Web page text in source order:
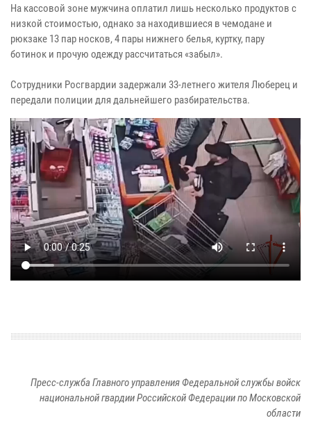
На кассовой зоне мужчина оплатил лишь несколько продуктов с
низкой стоимостью, однако за находившиеся в чемодане и
рюкзаке 13 пар носков, 4 пары нижнего белья, куртку, пару
ботинок и прочую одежду рассчитаться «забыл».
Сотрудники Росгвардии задержали 33-летнего жителя Люберец и
передали полиции для дальнейшего разбирательства.
Пресс-служба Главного управления Федеральной службы войск
национальной гвардии Российской Федерации по Московской
области